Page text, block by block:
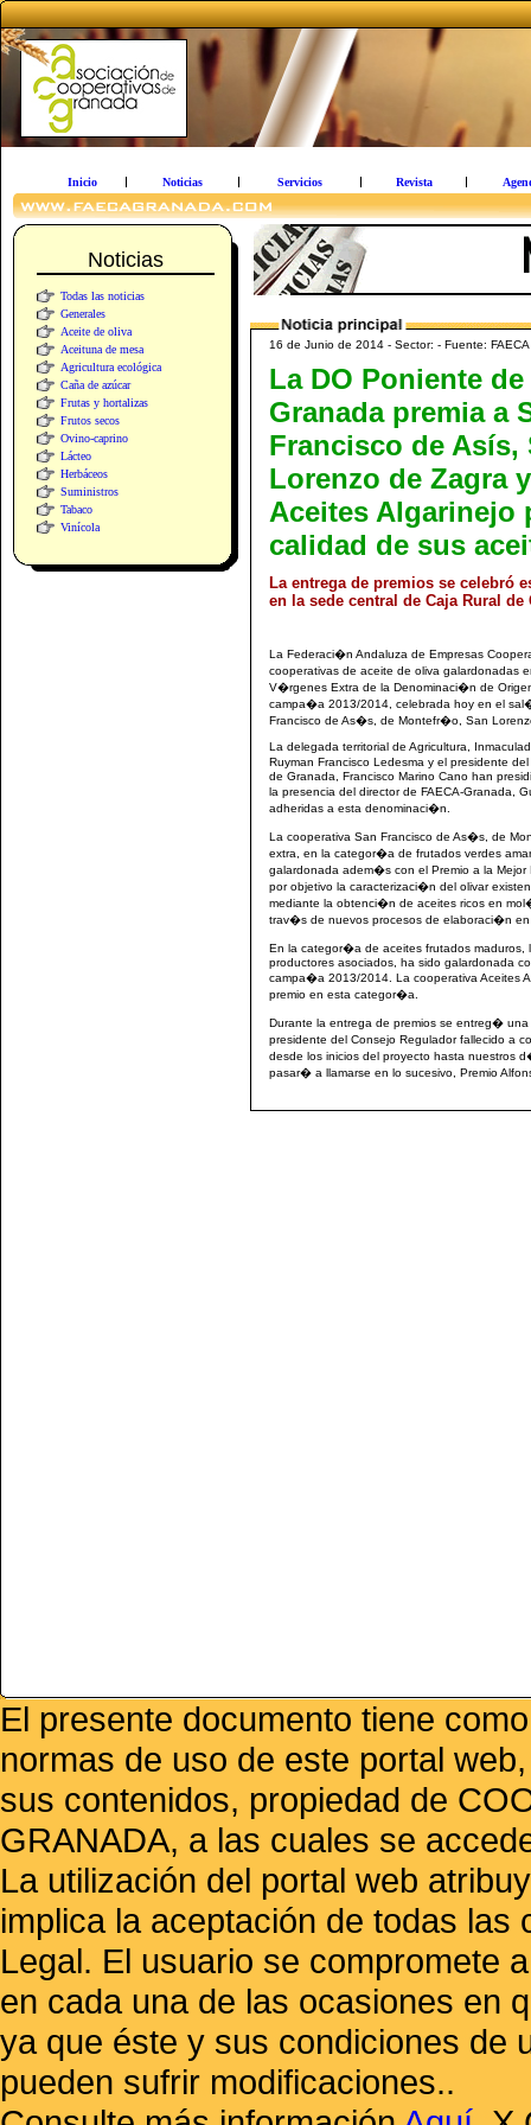
Inicio Noticias Servicios Revista
Noticias
Todas las noticias
Generales
Aceite de oliva
Aceituna de mesa
Agricultura ecológica
Caña de azúcar
Frutas y hortalizas
Frutos secos
Ovino-caprino
Lácteo
Herbáceos
Suministros
Tabaco
Vinícola
16 de Junio de 2014 - Sector: - Fuente:
La DO Poniente de
Granada premia a
Francisco de Asís,
Lorenzo de Zagra y
Aceites Algarinejo
calidad de sus
La entrega de premios se celebró
en la sede central de Caja Rural de
La Federaci�n Andaluza de Empresas
cooperativas de aceite de oliva galardonadas
V�rgenes Extra de la Denominaci�n de
campa�a 2013/2014, celebrada hoy en el
Francisco de As�s, de Montefr�o, San
La delegada territorial de Agricultura,
Ruyman Francisco Ledesma y el presidente
de Granada, Francisco Marino Cano han
la presencia del director de FAECA-Granada,
adheridas a esta denominaci�n.
La cooperativa San Francisco de As�s, de
extra, en la categor�a de frutados verdes
galardonada adem�s con el Premio a la
por objetivo la caracterizaci�n del olivar
mediante la obtenci�n de aceites ricos en
trav�s de nuevos procesos de elaboraci�n en
En la categor�a de aceites frutados
productores asociados, ha sido galardonada
campa�a 2013/2014. La cooperativa Aceites
premio en esta categor�a.
Durante la entrega de premios se entreg�
presidente del Consejo Regulador fallecido a
desde los inicios del proyecto hasta nuestros
pasar� a llamarse en lo sucesivo, Premio
El presente documento tiene
normas de uso de este portal
sus contenidos, propiedad de
GRANADA, a las cuales se
La utilización del portal web
implica la aceptación de todas
Legal. El usuario se compromete
en cada una de las ocasiones en
ya que éste y sus condiciones de
pueden sufrir modificaciones..